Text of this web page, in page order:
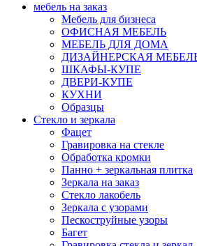
мебель на заказ
Мебель для бизнеса
ОФИСНАЯ МЕБЕЛЬ
МЕБЕЛЬ ДЛЯ ДОМА
ДИЗАЙНЕРСКАЯ
ШКАФЫ-КУПЕ
ДВЕРИ-КУПЕ
КУХНИ
Образцы
Стекло и зеркала
Фацет
Гравировка на стекле
Обработка кромки
Панно + зеркальная плитка
Зеркала на заказ
Стекло лакобель
Зеркала с узорами
Пескоструйные узоры
Багет